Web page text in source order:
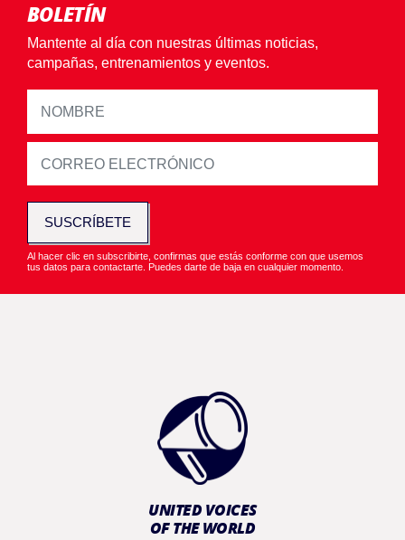
BOLETÍN
Mantente al día con nuestras últimas noticias,
campañas, entrenamientos y eventos.
SUSCRÍBETE
Al hacer clic en subscribirte, confirmas que estás conforme con que usemos
tus datos para contactarte. Puedes darte de baja en cualquier momento.
UNITED VOICES
OF THE WORLD